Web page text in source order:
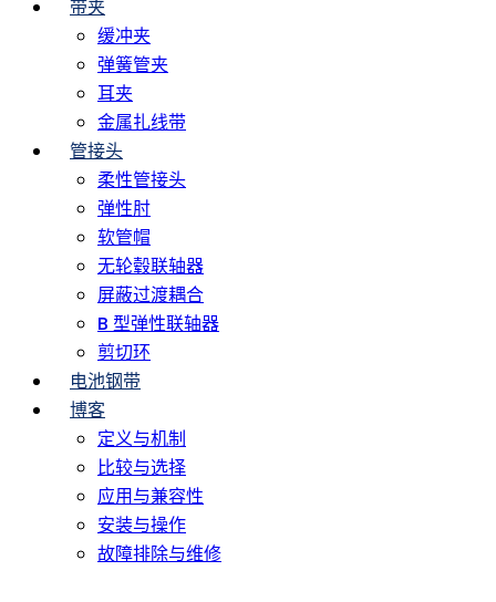
带夹
缓冲夹
弹簧管夹
耳夹
金属扎线带
管接头
柔性管接头
弹性肘
软管帽
无轮毂联轴器
屏蔽过渡耦合
B 型弹性联轴器
剪切环
电池钢带
博客
定义与机制
比较与选择
应用与兼容性
安装与操作
故障排除与维修